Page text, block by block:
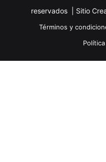
reservados | Sitio
Términos y